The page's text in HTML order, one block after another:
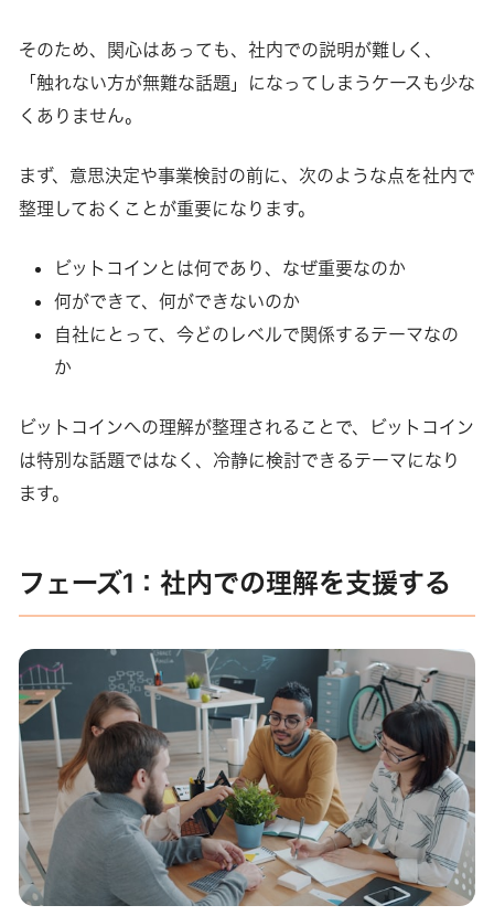
そのため、関心はあっても、社内での説明が難しく、
「触れない方が無難な話題」になってしまうケースも少な
くありません。
まず、意思決定や事業検討の前に、次のような点を社内で
整理しておくことが重要になります。
ビットコインとは何であり、なぜ重要なのか
何ができて、何ができないのか
自社にとって、今どのレベルで関係するテーマなの
か
ビットコインへの理解が整理されることで、ビットコイン
は特別な話題ではなく、冷静に検討できるテーマになり
ます。
フェーズ1：社内での理解を支援する